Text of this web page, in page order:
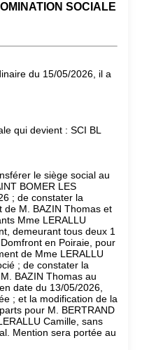
SOCIALE
du 15/05/2026, il a
qui devient : SCI BL
le siège social au
BOMER LES
; de constater la
de M. BAZIN Thomas et
Mme LERALLU
demeurant tous deux 1
en Poiraie, pour
de Mme LERALLU
; de constater la
BAZIN Thomas au
date du 13/05/2026,
; et la modification de la
pour M. BERTRAND
Camille, sans
Mention sera portée au